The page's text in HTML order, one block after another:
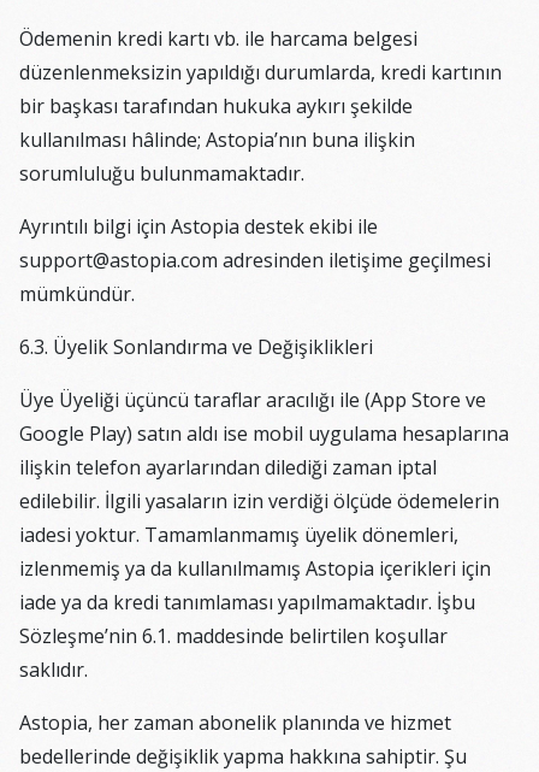
Ödemenin kredi kartı vb. ile harcama belgesi
düzenlenmeksizin yapıldığı durumlarda, kredi kartının
bir başkası tarafından hukuka aykırı şekilde
kullanılması hâlinde; Astopia’nın buna ilişkin
sorumluluğu bulunmamaktadır.
Ayrıntılı bilgi için Astopia destek ekibi ile
support@astopia.com adresinden iletişime geçilmesi
mümkündür.
6.3. Üyelik Sonlandırma ve Değişiklikleri
Üye Üyeliği üçüncü taraflar aracılığı ile (App Store ve
Google Play) satın aldı ise mobil uygulama hesaplarına
ilişkin telefon ayarlarından dilediği zaman iptal
edilebilir. İlgili yasaların izin verdiği ölçüde ödemelerin
iadesi yoktur. Tamamlanmamış üyelik dönemleri,
izlenmemiş ya da kullanılmamış Astopia içerikleri için
iade ya da kredi tanımlaması yapılmamaktadır. İşbu
Sözleşme’nin 6.1. maddesinde belirtilen koşullar
saklıdır.
Astopia, her zaman abonelik planında ve hizmet
bedellerinde değişiklik yapma hakkına sahiptir. Şu